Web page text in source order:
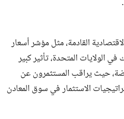
القادمة، مثل مؤشر أسعار
الولايات المتحدة، تأثير كبير
حيث يراقب المستثمرون عن
الاستثمار في سوق المعادن